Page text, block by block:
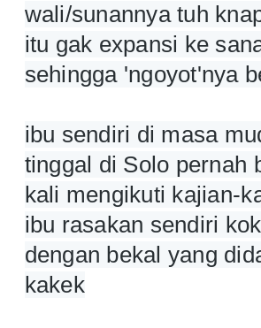
wali/sunannya tuh
itu gak expansi ke
sehingga 'ngoyot'nya
ibu sendiri di masa
tinggal di Solo pernah
kali mengikuti kajian-
ibu rasakan sendiri
dengan bekal yang
kakek